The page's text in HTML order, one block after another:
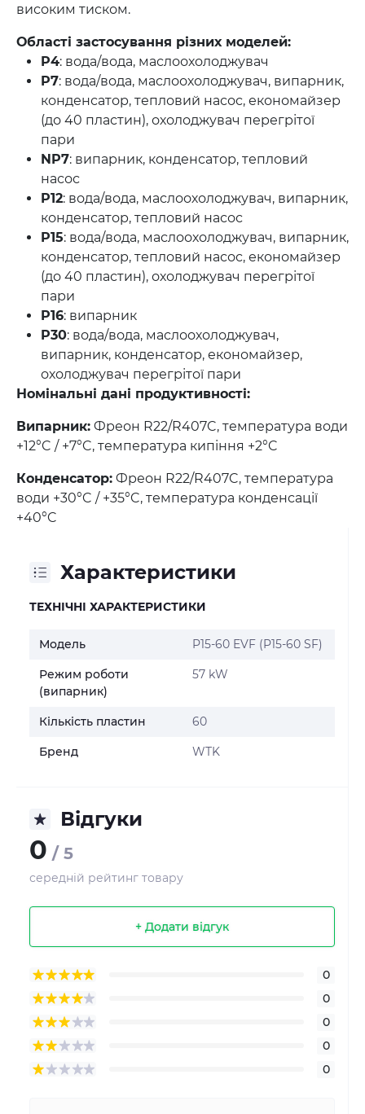
високим тиском.
Області застосування різних моделей:
P4: вода/вода, маслоохолоджувач
P7: вода/вода, маслоохолоджувач, випарник,
конденсатор, тепловий насос, економайзер
(до 40 пластин), охолоджувач перегрітої
пари
NP7: випарник, конденсатор, тепловий
насос
P12: вода/вода, маслоохолоджувач, випарник,
конденсатор, тепловий насос
P15: вода/вода, маслоохолоджувач, випарник,
конденсатор, тепловий насос, економайзер
(до 40 пластин), охолоджувач перегрітої
пари
P16: випарник
P30: вода/вода, маслоохолоджувач,
випарник, конденсатор, економайзер,
охолоджувач перегрітої пари
Номінальні дані продуктивності:
Випарник: Фреон R22/R407C, температура води
+12°C / +7°C, температура кипіння +2°C
Конденсатор: Фреон R22/R407C, температура
води +30°C / +35°C, температура конденсації
+40°C
Характеристики
ТЕХНІЧНІ ХАРАКТЕРИСТИКИ
Модель P15-60 EVF (P15-60 SF)
Режим роботи
(випарник)
57 kW
Кількість пластин 60
Бренд WTK
Відгуки
0 / 5
середній рейтинг товару
+ Додати відгук
0
0
0
0
0